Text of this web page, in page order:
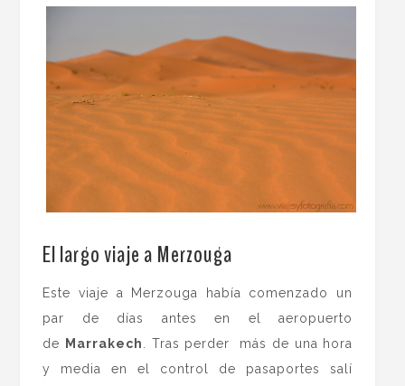
El largo viaje a Merzouga
Este viaje a Merzouga había comenzado un
par de días antes en el aeropuerto
de
Marrakech. Tras perder más de una hora
y media en el control de pasaportes salí